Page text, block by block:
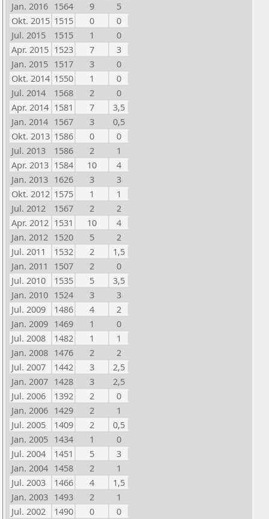
Jan. 2016 1564 9
5
Okt. 2015 1515 0
0
Jul. 2015
1515 1
0
Apr. 2015 1523 7
3
Jan. 2015 1517 3
0
Okt. 2014 1550 1
0
Jul. 2014
1568 2
0
Apr. 2014 1581 7
3,5
Jan. 2014 1567 3
0,5
Okt. 2013 1586 0
0
Jul. 2013
1586 2
1
Apr. 2013 1584 10
4
Jan. 2013 1626 3
3
Okt. 2012 1575 1
1
Jul. 2012
1567 2
2
Apr. 2012 1531 10
4
Jan. 2012 1520 5
2
Jul. 2011
1532 2
1,5
Jan. 2011
1507 2
0
Jul. 2010
1535 5
3,5
Jan. 2010 1524 3
3
Jul. 2009
1486 4
2
Jan. 2009 1469 1
0
Jul. 2008
1482 1
1
Jan. 2008 1476 2
2
Jul. 2007
1442 3
2,5
Jan. 2007 1428 3
2,5
Jul. 2006
1392 2
0
Jan. 2006 1429 2
1
Jul. 2005
1409 2
0,5
Jan. 2005 1434 1
0
Jul. 2004
1451 5
3
Jan. 2004 1458 2
1
Jul. 2003
1466 4
1,5
Jan. 2003 1493 2
1
Jul. 2002
1490 0
0